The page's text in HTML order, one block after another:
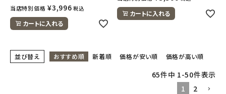
当店特別価格 ¥3,996 税込
カートに入れる
カートに入れる
並び替え おすすめ順 新着順 価格が安い順 価格が高い順
65件中 1-50件表示
1
2